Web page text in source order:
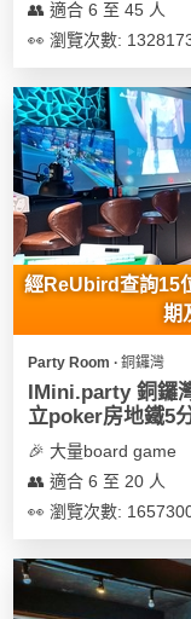
👥 適合 6 至 45 人
👀 瀏覽次數:
經ReUbird查詢15
期
Party Room ∙ 銅鑼灣
IMini.party 銅鑼
立poker房地鐵5
🎉 大量board game
👥 適合 6 至 20 人
👀 瀏覽次數: